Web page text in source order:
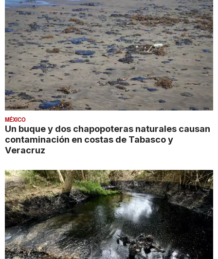
MÉXICO
Un buque y dos chapopoteras naturales causan
contaminación en costas de Tabasco y
Veracruz